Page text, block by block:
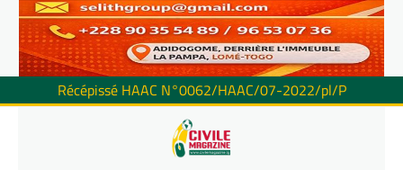
Récépissé HAAC N°0062/HAAC/07-2022/pl/P